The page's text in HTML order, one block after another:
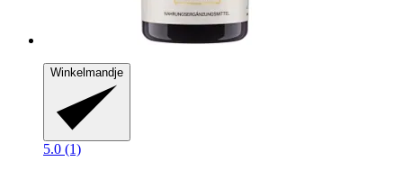
Winkelmandje
5.0 (1)